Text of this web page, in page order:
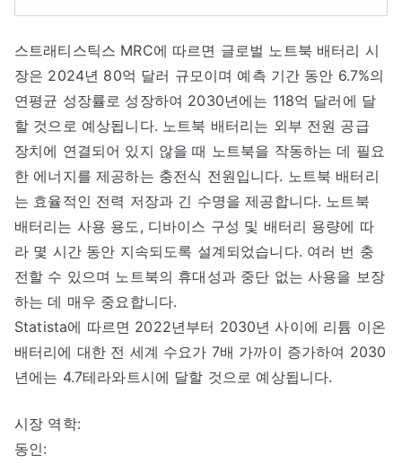
스트래티스틱스 MRC에 따르면 글로벌 노트북 배터리 시
장은 2024년 80억 달러 규모이며 예측 기간 동안 6.7%의
연평균 성장률로 성장하여 2030년에는 118억 달러에 달
할 것으로 예상됩니다. 노트북 배터리는 외부 전원 공급
장치에 연결되어 있지 않을 때 노트북을 작동하는 데 필요
한 에너지를 제공하는 충전식 전원입니다. 노트북 배터리
는 효율적인 전력 저장과 긴 수명을 제공합니다. 노트북
배터리는 사용 용도, 디바이스 구성 및 배터리 용량에 따
라 몇 시간 동안 지속되도록 설계되었습니다. 여러 번 충
전할 수 있으며 노트북의 휴대성과 중단 없는 사용을 보장
하는 데 매우 중요합니다.
Statista에 따르면 2022년부터 2030년 사이에 리튬 이온
배터리에 대한 전 세계 수요가 7배 가까이 증가하여 2030
년에는 4.7테라와트시에 달할 것으로 예상됩니다.
시장 역학:
동인: